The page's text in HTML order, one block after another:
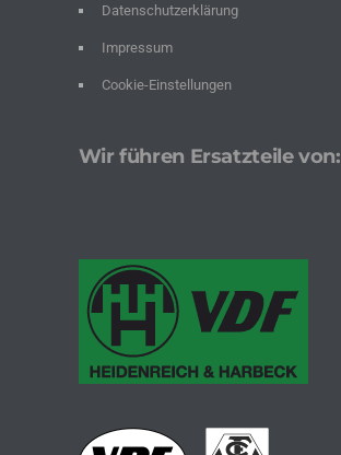
Datenschutzerklärung
Impressum
Cookie-Einstellungen
Wir führen Ersatzteile von: